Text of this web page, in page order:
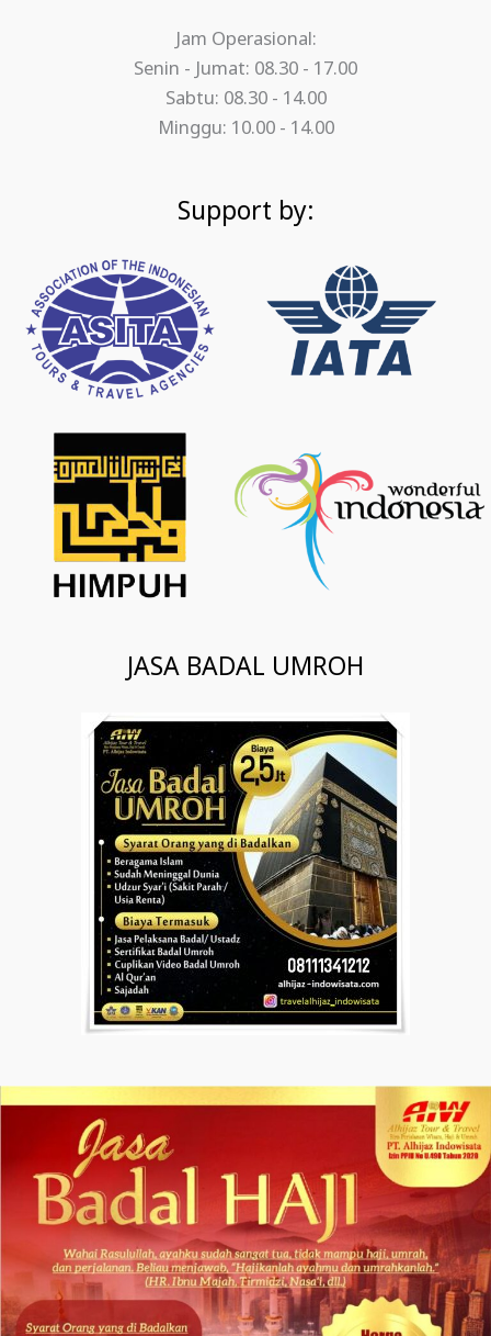
Jam Operasional:
Senin - Jumat: 08.30 - 17.00
Sabtu: 08.30 - 14.00
Minggu: 10.00 - 14.00
Support by:
JASA BADAL UMROH